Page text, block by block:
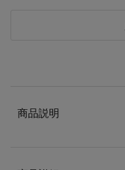
商品説明